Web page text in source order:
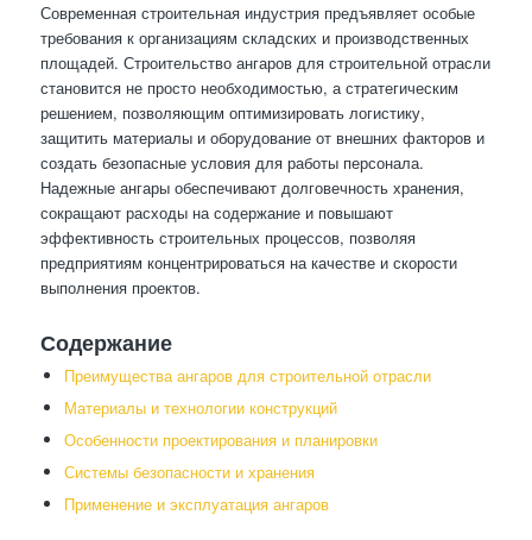
Современная строительная индустрия предъявляет особые
требования к организациям складских и производственных
площадей. Строительство ангаров для строительной отрасли
становится не просто необходимостью, а стратегическим
решением, позволяющим оптимизировать логистику,
защитить материалы и оборудование от внешних факторов и
создать безопасные условия для работы персонала.
Надежные ангары обеспечивают долговечность хранения,
сокращают расходы на содержание и повышают
эффективность строительных процессов, позволяя
предприятиям концентрироваться на качестве и скорости
выполнения проектов.
Содержание
Преимущества ангаров для строительной отрасли
Материалы и технологии конструкций
Особенности проектирования и планировки
Системы безопасности и хранения
Применение и эксплуатация ангаров